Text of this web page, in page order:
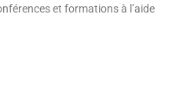
et formations à l’aide